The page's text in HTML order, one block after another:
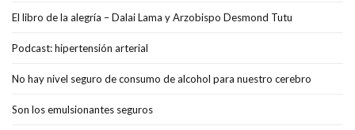
El libro de la alegría – Dalai Lama y Arzobispo Desmond Tutu
Podcast: hipertensión arterial
No hay nivel seguro de consumo de alcohol para nuestro cerebro
Son los emulsionantes seguros